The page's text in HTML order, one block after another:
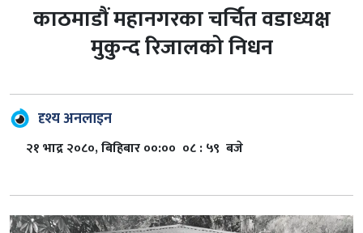
काठमाडौं महानगरका चर्चित वडाध्यक्ष
मुकुन्द रिजालको निधन
दृश्य अनलाइन
२१ भाद्र २०८०, बिहिबार ००:०० ०८ : ५९ बजे